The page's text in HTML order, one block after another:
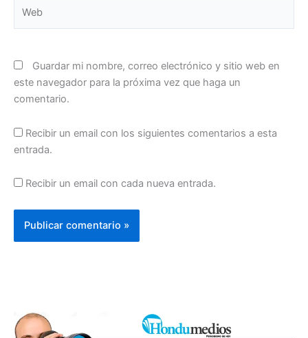
Guardar mi nombre, correo electrónico y sitio web en
este navegador para la próxima vez que haga un
comentario.
Recibir un email con los siguientes comentarios a esta
entrada.
Recibir un email con cada nueva entrada.